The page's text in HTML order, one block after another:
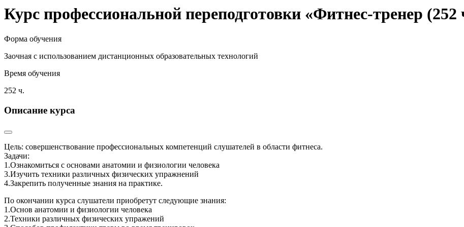
Курс профессиональной переподготовки «Фитнес-тренер (252
Форма обучения
Заочная с использованием дистанционных образовательных технологий
Время обучения
252 ч.
Описание курса
Цель: совершенствование профессиональных компетенций слушателей в области фитнеса.
Задачи:
1.Ознакомиться с основами анатомии и физиологии человека
3.Изучить техники различных физических упражнений
4.Закрепить полученные знания на практике.
По окончании курса слушатели приобретут следующие знания:
1.Основ анатомии и физиологии человека
2.Техники различных физических упражений